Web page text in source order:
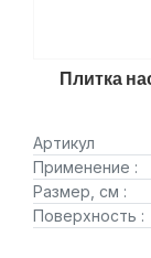
Плитка
Артикул
Применение :
Размер, см :
Поверхность :